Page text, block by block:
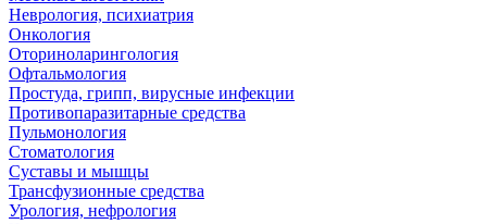
Неврология, психиатрия
Онкология
Оториноларингология
Офтальмология
Простуда, грипп, вирусные инфекции
Противопаразитарные средства
Пульмонология
Стоматология
Суставы и мышцы
Трансфузионные средства
Урология, нефрология